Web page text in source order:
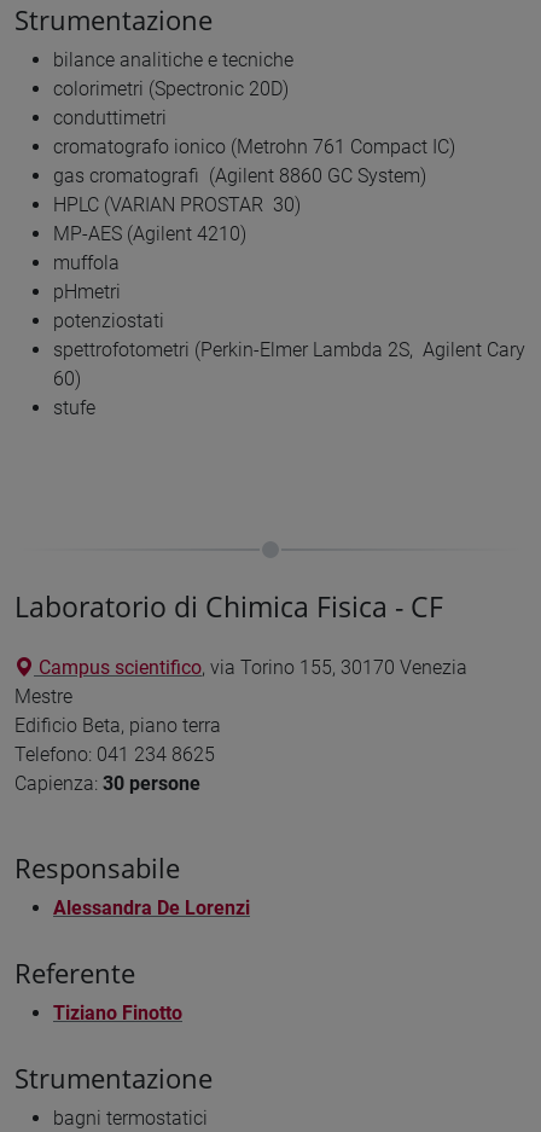
Strumentazione
bilance analitiche e tecniche
colorimetri (Spectronic 20D)
conduttimetri
cromatografo ionico (Metrohn 761 Compact IC)
gas cromatografi (Agilent 8860 GC System)
HPLC (VARIAN PROSTAR 30)
MP-AES (Agilent 4210)
muffola
pHmetri
potenziostati
spettrofotometri (Perkin-Elmer Lambda 2S, Agilent Cary
60)
stufe
Laboratorio di Chimica Fisica - CF
Campus scientifico, via Torino 155, 30170 Venezia
Mestre
Edificio Beta, piano terra
Telefono: 041 234 8625
Capienza: 30 persone
Responsabile
Alessandra De Lorenzi
Referente
Tiziano Finotto
Strumentazione
bagni termostatici